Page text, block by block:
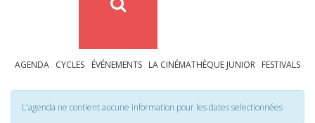
AGENDA CYCLES ÉVÉNEMENTS LA CINÉMATHÈQUE JUNIOR FESTIVALS
L'agenda ne contient aucune information pour les dates selectionnées